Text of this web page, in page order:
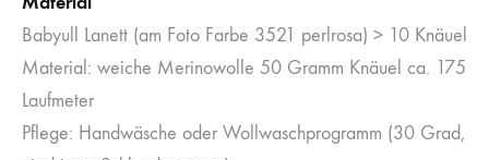
Babyull Lanett (am Foto Farbe 3521 perlrosa) > 10 Knäuel
Material: weiche Merinowolle 50 Gramm Knäuel ca. 175
Laufmeter
Pflege: Handwäsche oder Wollwaschprogramm (30 Grad,